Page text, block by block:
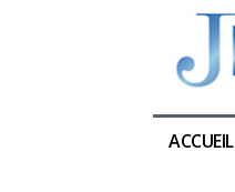
ACCUEIL